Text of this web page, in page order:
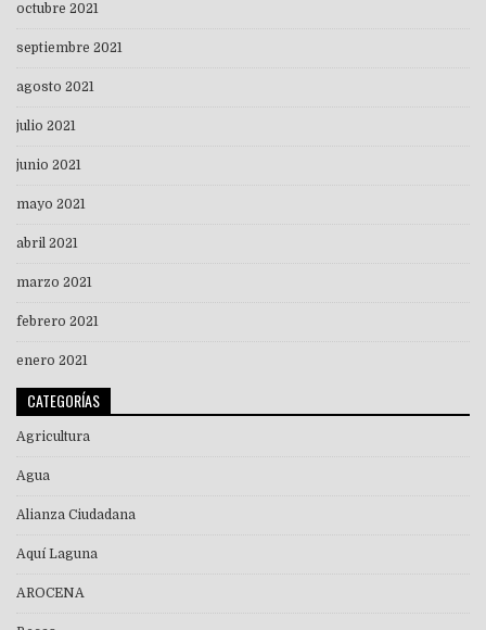
octubre 2021
septiembre 2021
agosto 2021
julio 2021
junio 2021
mayo 2021
abril 2021
marzo 2021
febrero 2021
enero 2021
CATEGORÍAS
Agricultura
Agua
Alianza Ciudadana
Aquí Laguna
AROCENA